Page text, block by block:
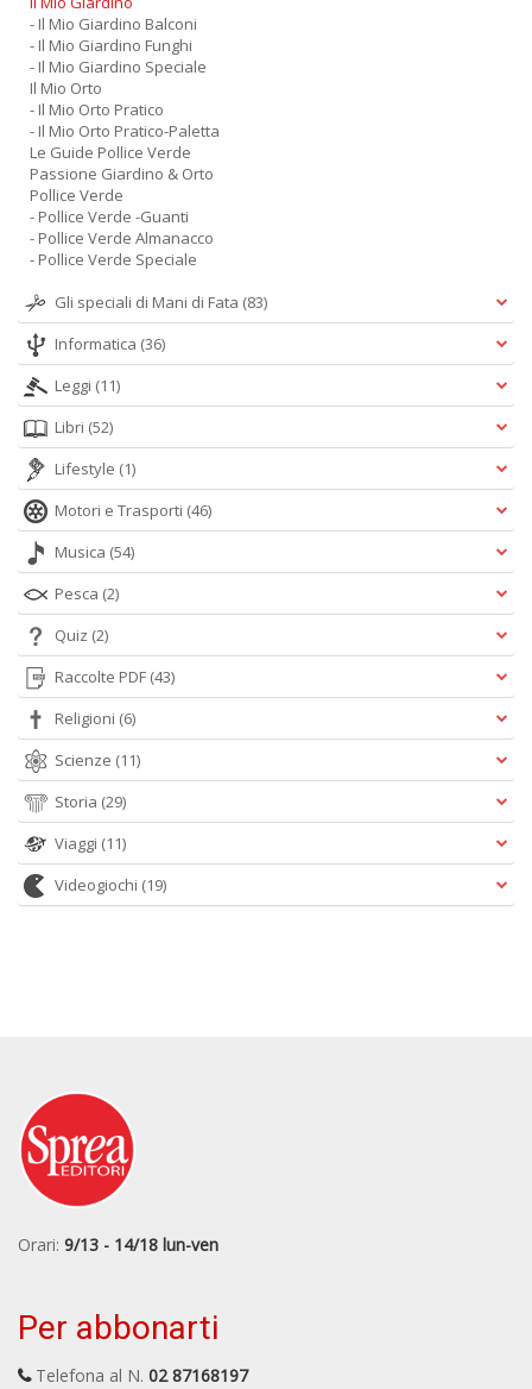
- Il Mio Giardino Balconi
- Il Mio Giardino Funghi
- Il Mio Giardino Speciale
Il Mio Orto
- Il Mio Orto Pratico
- Il Mio Orto Pratico-Paletta
Le Guide Pollice Verde
Passione Giardino & Orto
Pollice Verde
- Pollice Verde -Guanti
- Pollice Verde Almanacco
- Pollice Verde Speciale
Gli speciali di Mani di Fata (83)
Informatica (36)
Leggi (11)
Libri (52)
Lifestyle (1)
Motori e Trasporti (46)
Musica (54)
Pesca (2)
Quiz (2)
Raccolte PDF (43)
Religioni (6)
Scienze (11)
Storia (29)
Viaggi (11)
Videogiochi (19)
Orari: 9/13 - 14/18 lun-ven
Per abbonarti
Telefona al N. 02 87168197